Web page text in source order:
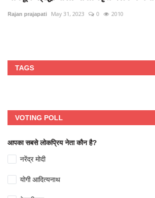
Rajan prajapati May 31, 2023 0 2010
TAGS
VOTING POLL
आपका सबसे लोकप्रिय नेता कौन है?
नरेंद्र मोदी
योगी आदित्यनाथ